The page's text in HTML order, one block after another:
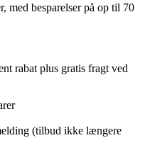
med besparelser på op til 70
rabat plus gratis fragt ved
(tilbud ikke længere